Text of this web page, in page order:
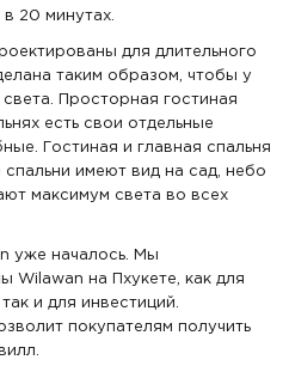
20 минутах.
для длительного
таким образом, чтобы у
Просторная гостиная
есть свои отдельные
Гостиная и главная спальня
имеют вид на сад, небо
максимум света во всех
уже началось. Мы
Wilawan на Пхукете, как для
и для инвестиций.
покупателям получить